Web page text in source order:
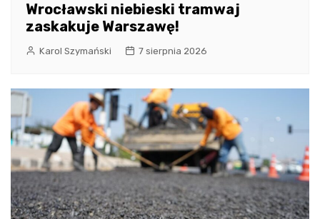
Wrocławski niebieski tramwaj
zaskakuje Warszawę!
Karol Szymański 7 sierpnia 2026